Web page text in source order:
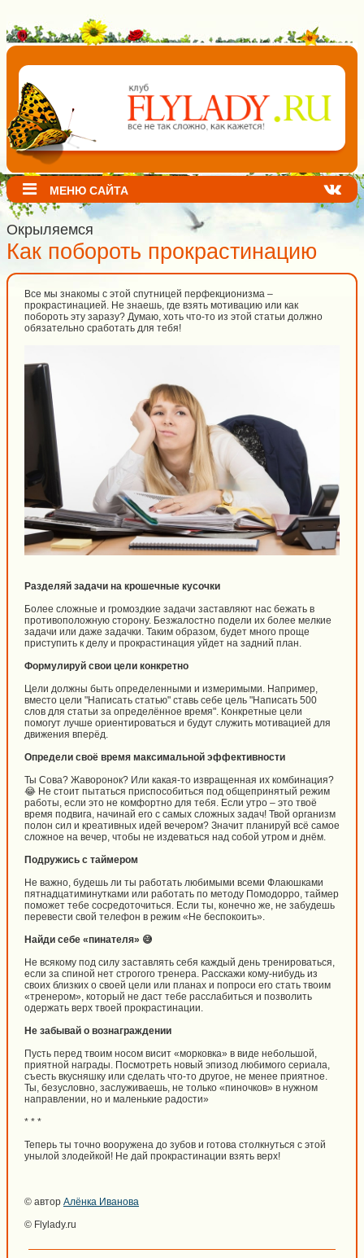
МЕНЮ САЙТА
Окрыляемся
Как побороть прокрастинацию
Все мы знакомы с этой спутницей перфекционизма –
прокрастинацией. Не знаешь, где взять мотивацию или как
побороть эту заразу? Думаю, хоть что-то из этой статьи должно
обязательно сработать для тебя!
Разделяй задачи на крошечные кусочки
Более сложные и громоздкие задачи заставляют нас бежать в
противоположную сторону. Безжалостно подели их более мелкие
задачи или даже задачки. Таким образом, будет много проще
приступить к делу и прокрастинация уйдет на задний план.
Формулируй свои цели конкретно
Цели должны быть определенными и измеримыми. Например,
вместо цели "Написать статью" ставь себе цель "Написать 500
слов для статьи за определённое время". Конкретные цели
помогут лучше ориентироваться и будут служить мотивацией для
движения вперёд.
Определи своё время максимальной эффективности
Ты Сова? Жаворонок? Или какая-то извращенная их комбинация?
😂 Не стоит пытаться приспособиться под общепринятый режим
работы, если это не комфортно для тебя. Если утро – это твоё
время подвига, начинай его с самых сложных задач! Твой организм
полон сил и креативных идей вечером? Значит планируй всё самое
сложное на вечер, чтобы не издеваться над собой утром и днём.
Подружись с таймером
Не важно, будешь ли ты работать любимыми всеми Флаюшками
пятнадцатиминутками или работать по методу Помодорро, таймер
поможет тебе сосредоточиться. Если ты, конечно же, не забудешь
перевести свой телефон в режим «Не беспокоить».
Найди себе «пинателя» 😅
Не всякому под силу заставлять себя каждый день тренироваться,
если за спиной нет строгого тренера. Расскажи кому-нибудь из
своих близких о своей цели или планах и попроси его стать твоим
«тренером», который не даст тебе расслабиться и позволить
одержать верх твоей прокрастинации.
Не забывай о вознаграждении
Пусть перед твоим носом висит «морковка» в виде небольшой,
приятной награды. Посмотреть новый эпизод любимого сериала,
съесть вкусняшку или сделать что-то другое, не менее приятное.
Ты, безусловно, заслуживаешь, не только «пиночков» в нужном
направлении, но и маленькие радости»
* * *
Теперь ты точно вооружена до зубов и готова столкнуться с этой
унылой злодейкой! Не дай прокрастинации взять верх!
© автор Алёнка Иванова
© Flylady.ru